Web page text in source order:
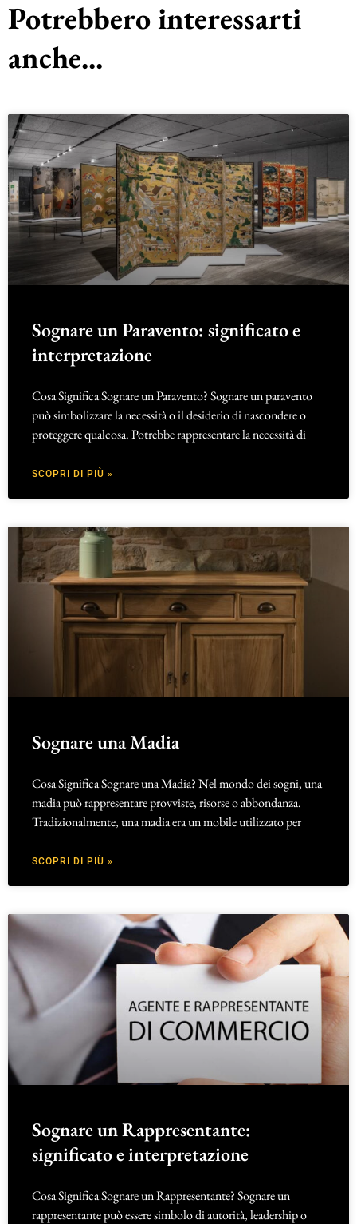
Potrebbero interessarti
anche...
Sognare un Paravento: significato e
interpretazione
Cosa Significa Sognare un Paravento? Sognare un paravento
può simbolizzare la necessità o il desiderio di nascondere o
proteggere qualcosa. Potrebbe rappresentare la necessità di
SCOPRI DI PIÙ »
Sognare una Madia
Cosa Significa Sognare una Madia? Nel mondo dei sogni, una
madia può rappresentare provviste, risorse o abbondanza.
Tradizionalmente, una madia era un mobile utilizzato per
SCOPRI DI PIÙ »
Sognare un Rappresentante:
significato e interpretazione
Cosa Significa Sognare un Rappresentante? Sognare un
rappresentante può essere simbolo di autorità, leadership o